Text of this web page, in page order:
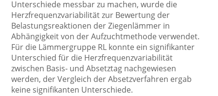
Unterschiede messbar zu machen, wurde die
Herzfrequenzvariabilität zur Bewertung der
Belastungsreaktionen der Ziegenlämmer in
Abhängigkeit von der Aufzuchtmethode verwendet.
Für die Lämmergruppe RL konnte ein signifikanter
Unterschied für die Herzfrequenzvariabilität
zwischen Basis- und Absetztag nachgewiesen
werden, der Vergleich der Absetzverfahren ergab
keine signifikanten Unterschiede.